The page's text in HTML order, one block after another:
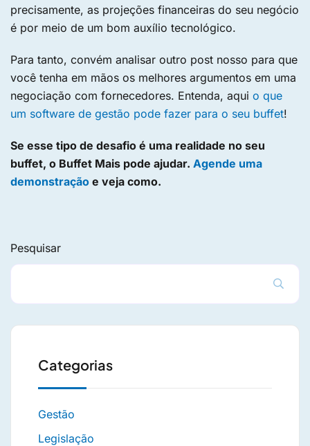
precisamente, as projeções financeiras do seu negócio
é por meio de um bom auxílio tecnológico.
Para tanto, convém analisar outro post nosso para que
você tenha em mãos os melhores argumentos em uma
negociação com fornecedores. Entenda, aqui o que
um software de gestão pode fazer para o seu buffet!
Se esse tipo de desafio é uma realidade no seu
buffet, o Buffet Mais pode ajudar. Agende uma
demonstração e veja como.
Pesquisar
Categorias
Gestão
Legislação